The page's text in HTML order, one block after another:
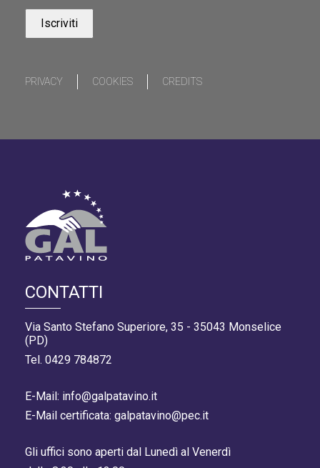
CONTATTI
Via Santo Stefano Superiore, 35 - 35043 Monselice
(PD)
Tel. 0429 784872
E-Mail: info@galpatavino.it
E-Mail certificata: galpatavino@pec.it
Gli uffici sono aperti dal Lunedì al Venerdì
PRIVACY COOKIES CREDITS